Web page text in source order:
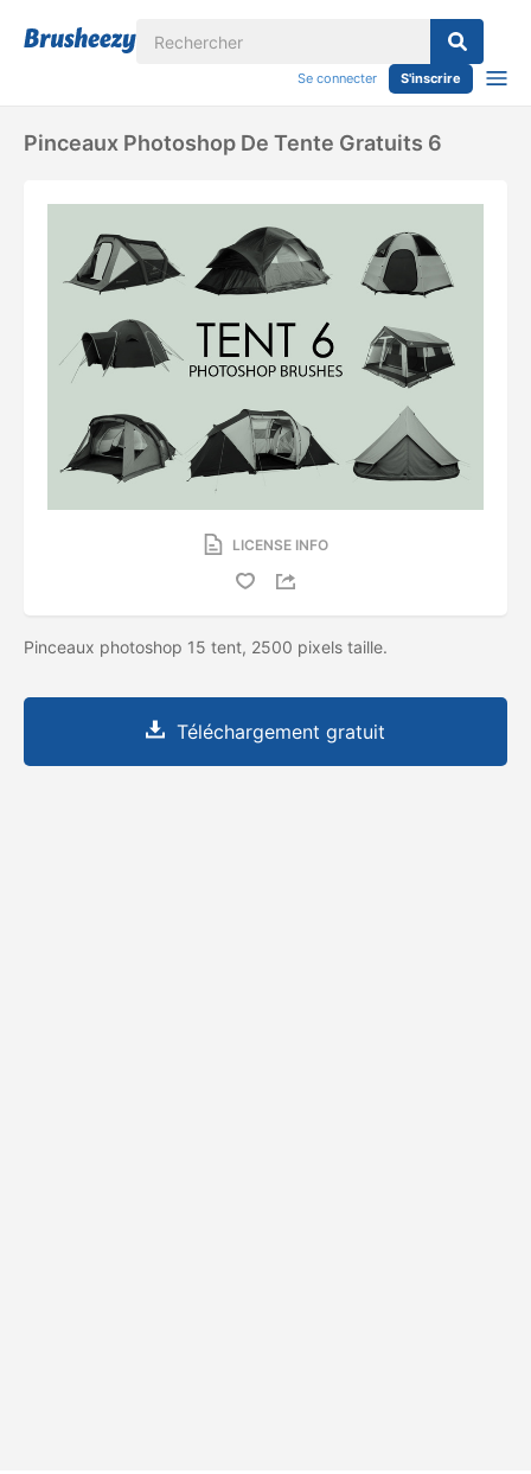
Se connecter S'inscrire
Pinceaux Photoshop De Tente Gratuits 6
LICENSE INFO
Pinceaux photoshop 15 tent, 2500 pixels taille.
Téléchargement gratuit